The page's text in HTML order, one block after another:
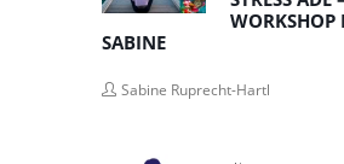
WORKSHOP
SABINE
Sabine Ruprecht-Hartl